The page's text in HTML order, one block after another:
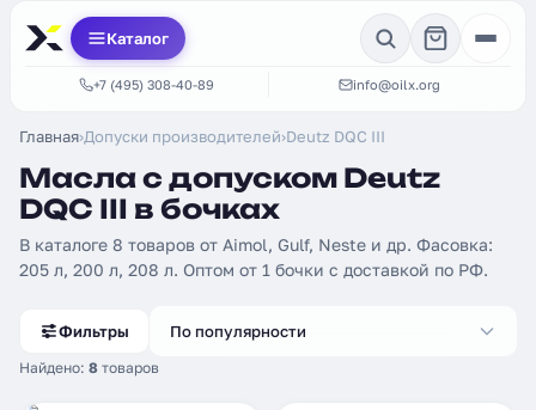
Каталог
+7 (495) 308-40-89 info@oilx.org
Главная›Допуски производителей›Deutz DQC III
Масла с допуском Deutz
DQC III в бочках
В каталоге 8 товаров от Aimol, Gulf, Neste и др. Фасовка:
205 л, 200 л, 208 л. Оптом от 1 бочки с доставкой по РФ.
Фильтры
Найдено: 8 товаров
По популярности